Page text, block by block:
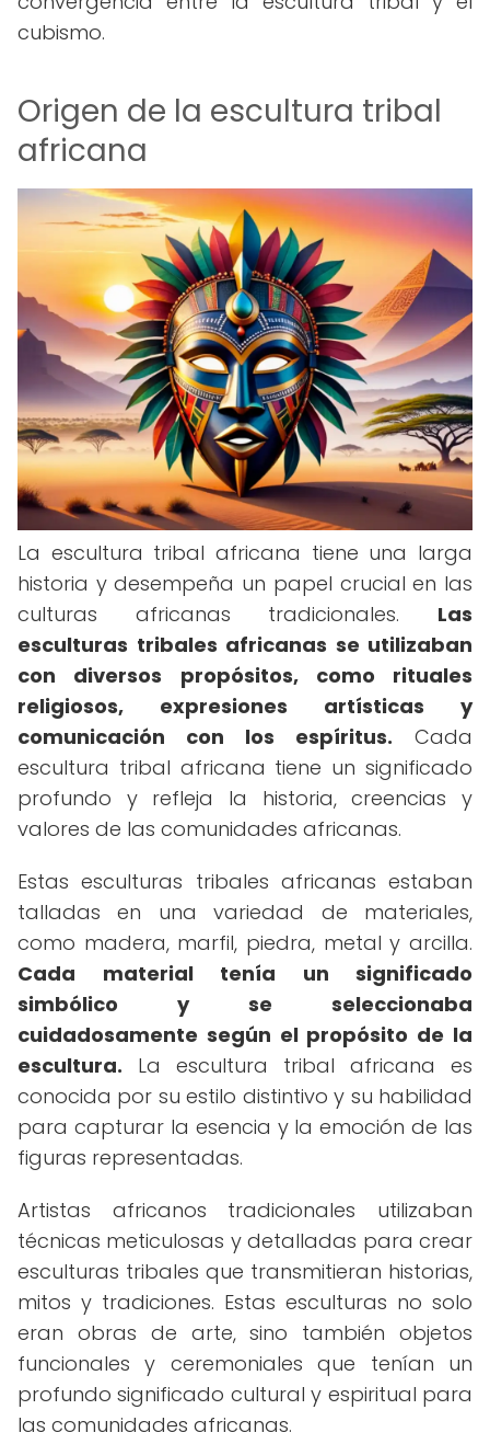
cubismo.
Origen de la escultura tribal
africana
La escultura tribal africana tiene una larga
historia y desempeña un papel crucial en las
culturas africanas tradicionales. Las
esculturas tribales africanas se utilizaban
con diversos propósitos, como rituales
religiosos, expresiones artísticas y
comunicación con los espíritus. Cada
escultura tribal africana tiene un significado
profundo y refleja la historia, creencias y
valores de las comunidades africanas.
Estas esculturas tribales africanas estaban
talladas en una variedad de materiales,
como madera, marfil, piedra, metal y arcilla.
Cada material tenía un significado
simbólico y se seleccionaba
cuidadosamente según el propósito de la
escultura. La escultura tribal africana es
conocida por su estilo distintivo y su habilidad
para capturar la esencia y la emoción de las
figuras representadas.
Artistas africanos tradicionales utilizaban
técnicas meticulosas y detalladas para crear
esculturas tribales que transmitieran historias,
mitos y tradiciones. Estas esculturas no solo
eran obras de arte, sino también objetos
funcionales y ceremoniales que tenían un
profundo significado cultural y espiritual para
las comunidades africanas.